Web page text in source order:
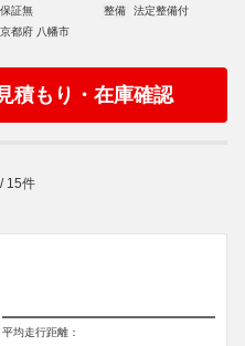
保証無 整備
法定整備付
京都府 八幡市
積もり・在庫確認
/ 15件
平均走行距離：